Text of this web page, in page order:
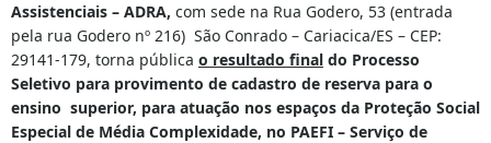
Assistenciais – ADRA, com sede na Rua Godero, 53 (entrada
pela rua Godero nº 216) São Conrado – Cariacica/ES – CEP:
29141-179, torna pública o resultado final do Processo
Seletivo para provimento de cadastro de reserva para o
ensino superior, para atuação nos espaços da Proteção Social
Especial de Média Complexidade, no PAEFI – Serviço de